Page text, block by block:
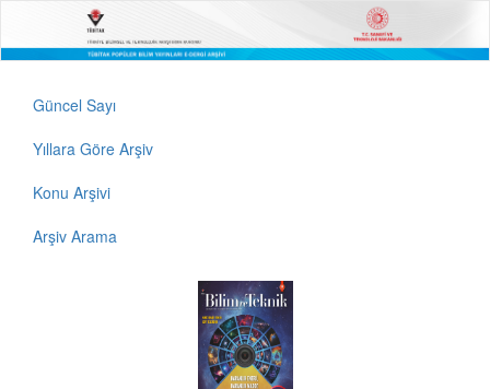
Güncel Sayı
Yıllara Göre Arşiv
Konu Arşivi
Arşiv Arama